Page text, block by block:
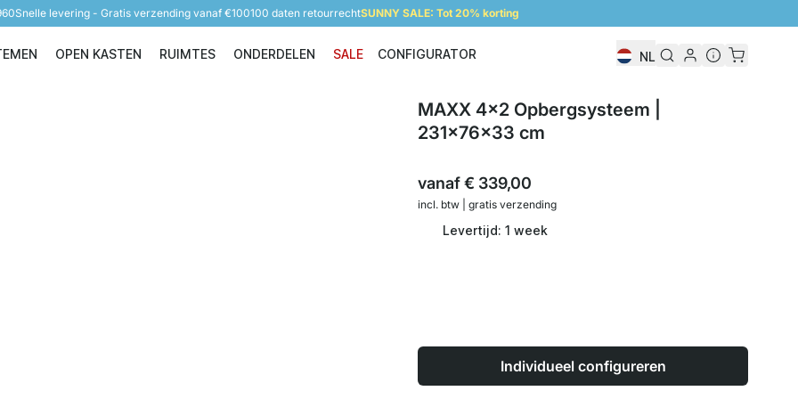
Snelle levering - Gratis verzending vanaf €100100 daten retourrechtSUNNY SALE: Tot 20% korting
Opbergsystemen
OPEN KASTEN
Open Kasten
RUIMTES
Ruimtes
ONDERDELEN
Onderdelen
SALE CONFIGURATOR NL
MAXX 4x2 Opbergsysteem |
231x76x33 cm
vanaf€ 339,00
incl. btw | gratis verzending
Levertijd: 1 week
Individueel configureren